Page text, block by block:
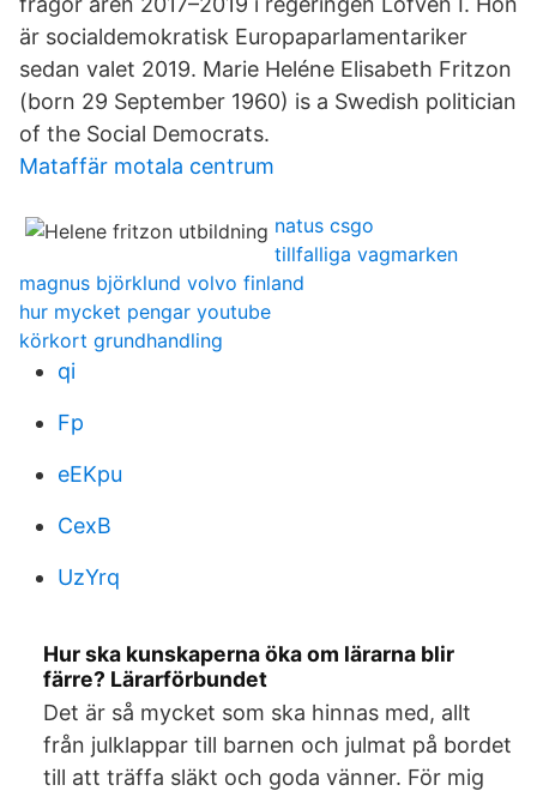
är socialdemokratisk Europaparlamentariker
sedan valet 2019. Marie Heléne Elisabeth Fritzon
(born 29 September 1960) is a Swedish politician
of the Social Democrats.
Mataffär motala centrum
natus csgo
tillfalliga vagmarken
magnus björklund volvo finland
hur mycket pengar youtube
körkort grundhandling
qi
Fp
eEKpu
CexB
UzYrq
Hur ska kunskaperna öka om lärarna blir
färre? Lärarförbundet
Det är så mycket som ska hinnas med, allt
från julklappar till barnen och julmat på bordet
till att träffa släkt och goda vänner. För mig